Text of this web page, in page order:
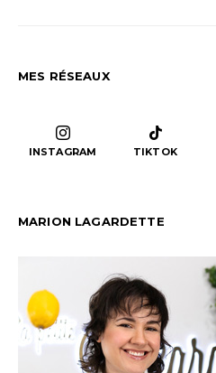
MES RÉSEAUX
INSTAGRAM TIKTOK
MARION LAGARDETTE